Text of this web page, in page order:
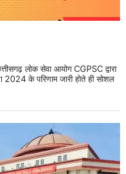
लोक सेवा आयोग CGPSC द्वारा
2024 के परिणाम जारी होते ही सोशल